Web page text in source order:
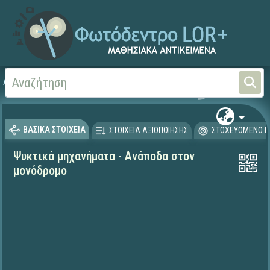
Αρχική Φυσικές Επιστήμες -
ΒΑΣΙΚΑ ΣΤΟΙΧΕΙΑ ΣΤΟΙΧΕΙΑ ΑΞΙΟΠΟΙΗΣΗΣ ΣΤΟΧΕΥΟΜΕΝΟ
Ψυκτικά μηχανήματα - Ανάποδα στον
μονόδρομο